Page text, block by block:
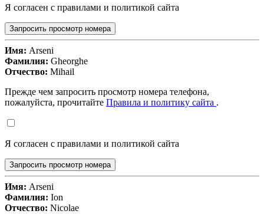
Я согласен с правилами и политикой сайта
Запросить просмотр номера
Имя: Arseni
Фамилия: Gheorghe
Отчество: Mihail
Прежде чем запросить просмотр номера телефона,
пожалуйста, прочитайте Правила и политику сайта .
Я согласен с правилами и политикой сайта
Запросить просмотр номера
Имя: Arseni
Фамилия: Ion
Отчество: Nicolae